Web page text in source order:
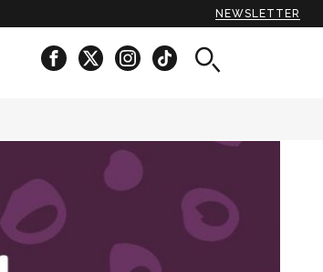
NEWSLETTER